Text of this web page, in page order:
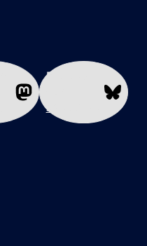
Bluesky
SWAGLab